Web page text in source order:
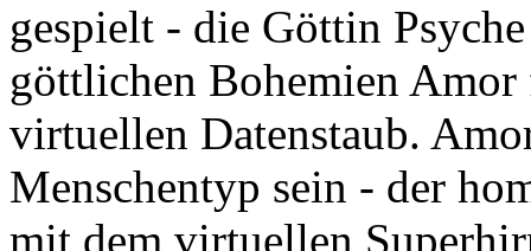
gespielt - die Göttin
göttlichen Bohemien
virtuellen Datenstaub.
Menschentyp sein - der
mit dem virtuellen